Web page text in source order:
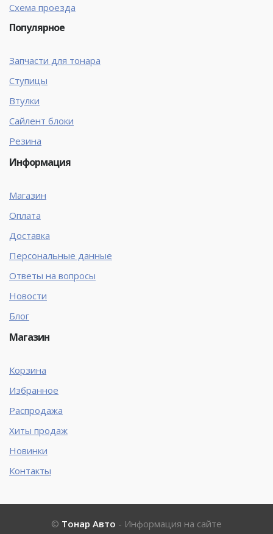
Схема проезда
Популярное
Запчасти для тонара
Ступицы
Втулки
Сайлент блоки
Резина
Информация
Магазин
Оплата
Доставка
Персональные данные
Ответы на вопросы
Новости
Блог
Магазин
Корзина
Избранное
Распродажа
Хиты продаж
Новинки
Контакты
© Тонар Авто - Информация на сайте